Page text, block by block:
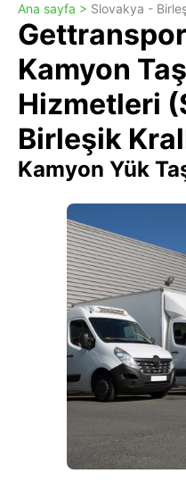
Ana sayfa > Slovakya -
Kamyon
Hizmetleri
Birleşik
Kamyon Yük